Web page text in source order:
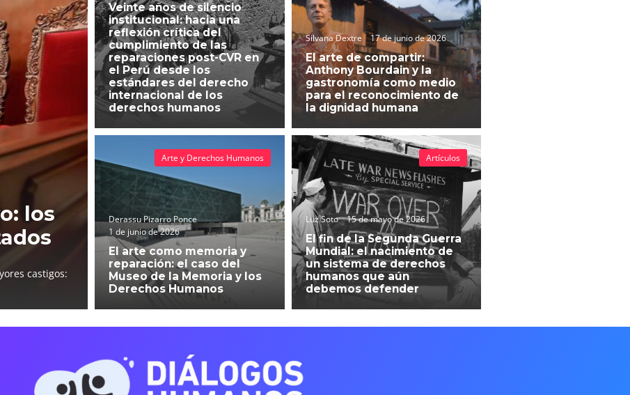
los
castigos:
Veinte años de silencio
institucional: hacia una
reflexión crítica del
cumplimiento de las
reparaciones post-CVR en
el Perú desde los
estándares del derecho
internacional de los
derechos humanos
Silvana Dextre 17 de junio de 2026
El arte de compartir:
Anthony Bourdain y la
gastronomía como medio
para el reconocimiento de
la dignidad humana
Derassu Pizarro Ponce
1 de junio de 2026
El arte como memoria y
reparación: el caso del
Museo de la Memoria y los
Derechos Humanos
Arte y Derechos Humanos
Luz Soto 15 de mayo de 2026
El fin de la Segunda Guerra
Mundial: el nacimiento de
un sistema de derechos
humanos que aún
debemos defender
Artículos